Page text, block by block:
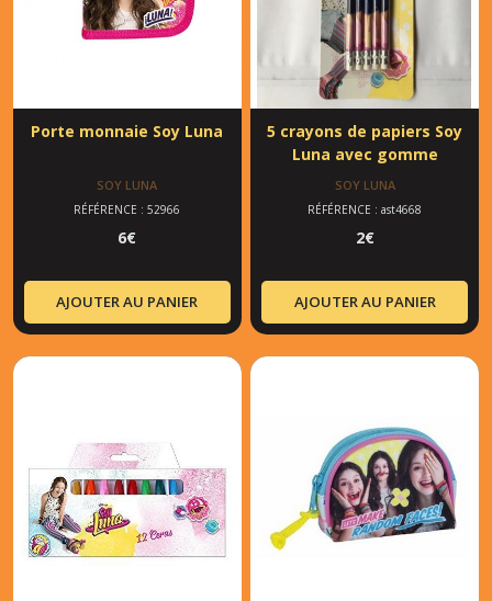
Porte monnaie Soy Luna
SOY LUNA
RÉFÉRENCE : 52966
6€
AJOUTER AU PANIER
5 crayons de papiers Soy
Luna avec gomme
SOY LUNA
RÉFÉRENCE : ast4668
2€
AJOUTER AU PANIER